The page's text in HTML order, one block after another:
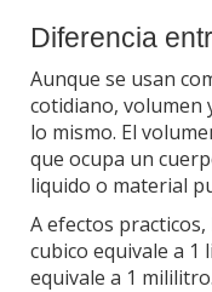
Diferencia
Aunque se usan
cotidiano, volumen
lo mismo. El
que ocupa un
liquido o material
A efectos
cubico equivale a 1
equivale a 1 mililitro.